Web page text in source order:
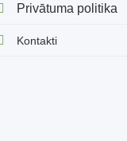
Privātuma politika
Kontakti